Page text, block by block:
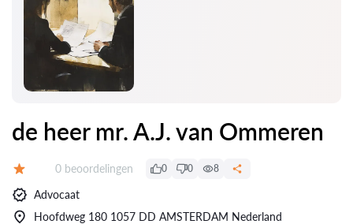
de heer mr. A.J. van Ommeren
Getuigenissen:
0 beoordelingen 0 0 8
Advocaat
Hoofdweg 180 1057 DD AMSTERDAM Nederland